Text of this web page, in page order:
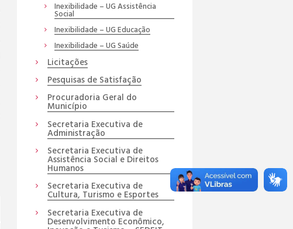
Inexibilidade – UG Assistência
Social
Inexibilidade – UG Educação
Inexibilidade – UG Saúde
Licitações
Pesquisas de Satisfação
Procuradoria Geral do
Município
Secretaria Executiva de
Administração
Secretaria Executiva de
Assistência Social e Direitos
Humanos
Secretaria Executiva de
Cultura, Turismo e Esportes
Secretaria Executiva de
Desenvolvimento Econômico,